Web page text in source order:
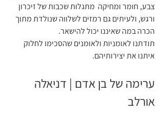
צבע, חומר ומחיקה  מתגלות שכבות של זיכרון
ורגש, ולעיתים גם רמזים לשלווה שנולדת מתוך
הכרה במה שאיננו יכול להישאר.
תודתנו לאומניות ולאומנים שהסכימו לחלוק
איתנו את יצירותיהם.
ערימה של בן אדם | דניאלה
אורלב